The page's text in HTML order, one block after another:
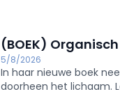
(BOEK) Organisch
5/8/2026
In haar nieuwe boek
doorheen het lichaam.